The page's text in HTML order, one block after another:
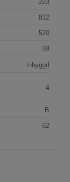
223
812
520
69
Inbyggd
4
B
62